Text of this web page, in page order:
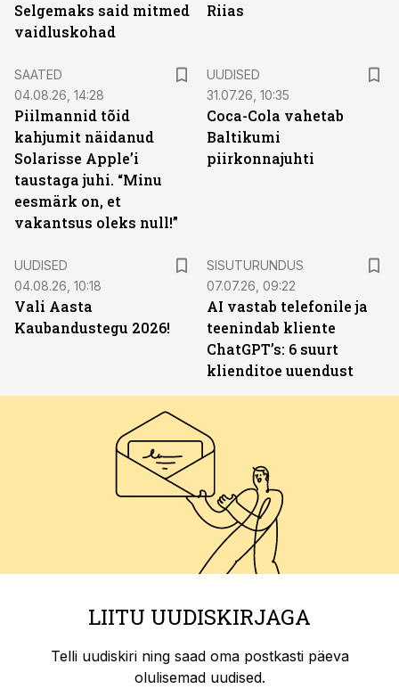
Selgemaks said mitmed
vaidluskohad
Riias
SAATED
04.08.26, 14:28
Piilmannid tõid
kahjumit näidanud
Solarisse Apple’i
taustaga juhi. “Minu
eesmärk on, et
vakantsus oleks null!”
UUDISED
31.07.26, 10:35
Coca-Cola vahetab
Baltikumi
piirkonnajuhti
UUDISED
04.08.26, 10:18
Vali Aasta
Kaubandustegu 2026!
SISUTURUNDUS
07.07.26, 09:22
AI vastab telefonile ja
teenindab kliente
ChatGPT’s: 6 suurt
klienditoe uuendust
LIITU UUDISKIRJAGA
Telli uudiskiri ning saad oma postkasti päeva
olulisemad uudised.